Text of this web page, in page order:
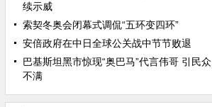
续示威
索契冬奥会闭幕式调侃“五环变四环”
安倍政府在中日全球公关战中节节败退
巴基斯坦黑市惊现“奥巴马”代言伟哥 引民众
不满